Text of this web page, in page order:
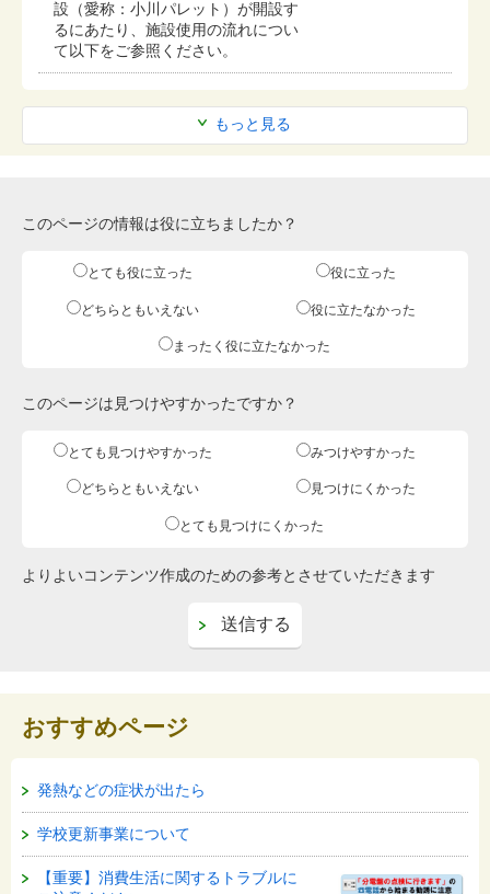
もっと見る
設（愛称：小川パレット）が開設す
るにあたり、施設使用の流れについ
て以下をご参照ください。
このページの情報は役に立ちましたか？
とても役に立った 役に立った
どちらともいえない 役に立たなかった
まったく役に立たなかった
このページは見つけやすかったですか？
とても見つけやすかった みつけやすかった
どちらともいえない 見つけにくかった
とても見つけにくかった
よりよいコンテンツ作成のための参考とさせていただきます
おすすめページ
発熱などの症状が出たら
学校更新事業について
【重要】消費生活に関するトラブルに